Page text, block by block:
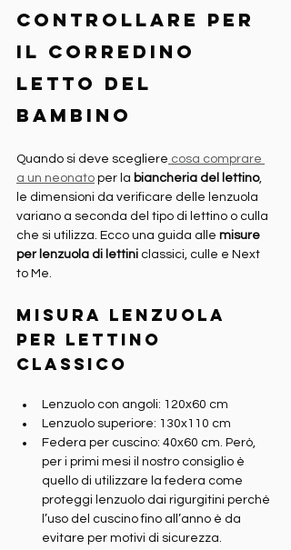
controllare per
il corredino
letto del
bambino
Quando si deve scegliere cosa comprare
a un neonato per la biancheria del lettino,
le dimensioni da verificare delle lenzuola
variano a seconda del tipo di lettino o culla
che si utilizza. Ecco una guida alle misure
per lenzuola di lettini classici, culle e Next
to Me.
Misura lenzuola
per lettino
classico
Lenzuolo con angoli: 120x60 cm
Lenzuolo superiore: 130x110 cm
Federa per cuscino: 40x60 cm. Però,
per i primi mesi il nostro consiglio è
quello di utilizzare la federa come
proteggi lenzuolo dai rigurgitini perché
l’uso del cuscino fino all’anno è da
evitare per motivi di sicurezza.